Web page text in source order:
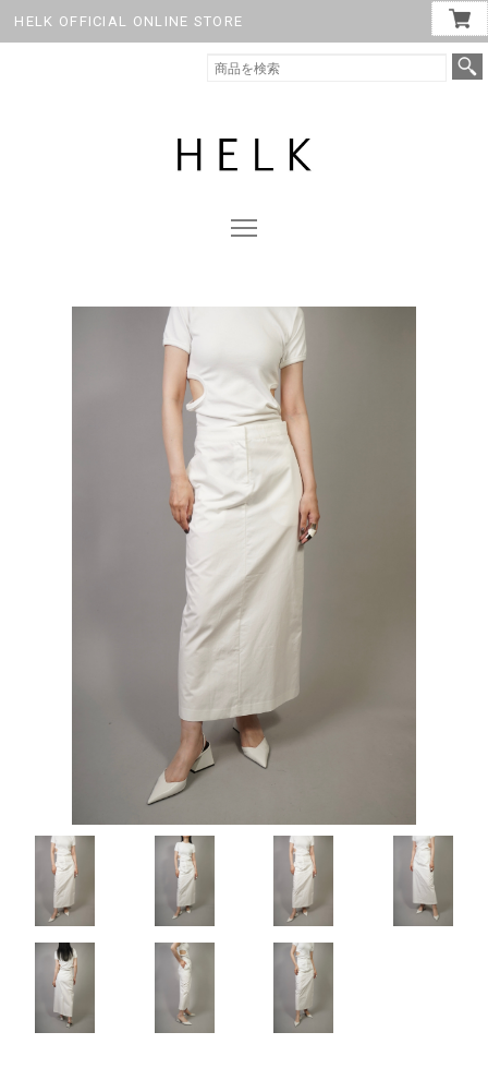
HELK OFFICIAL ONLINE STORE